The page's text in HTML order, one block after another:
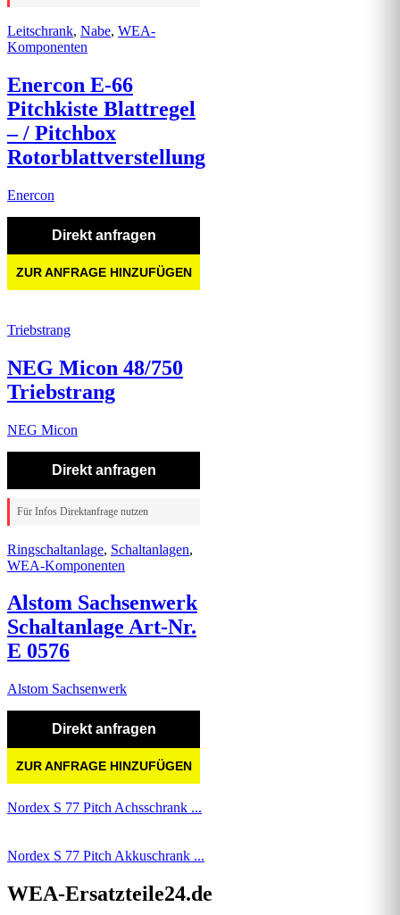
Leitschrank, Nabe, WEA-
Komponenten
Enercon E-66
Pitchkiste Blattregel
– / Pitchbox
Rotorblattverstellung
Enercon
Direkt anfragen
ZUR ANFRAGE HINZUFÜGEN
Triebstrang
NEG Micon 48/750
Triebstrang
NEG Micon
Direkt anfragen
Für Infos Direktanfrage nutzen
Ringschaltanlage, Schaltanlagen,
WEA-Komponenten
Alstom Sachsenwerk
Schaltanlage Art-Nr.
E 0576
Alstom Sachsenwerk
Direkt anfragen
ZUR ANFRAGE HINZUFÜGEN
Nordex S 77 Pitch Achsschrank ...
Nordex S 77 Pitch Akkuschrank ...
WEA-Ersatzteile24.de